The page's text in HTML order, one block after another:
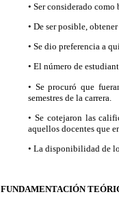
• Ser considerado como
• De ser posible,
• Se dio preferencia a
• El número de
• Se procuró que
semestres de la carrera.
• Se cotejaron las
aquellos docentes que
• La disponibilidad de
FUNDAMENTACIÓN